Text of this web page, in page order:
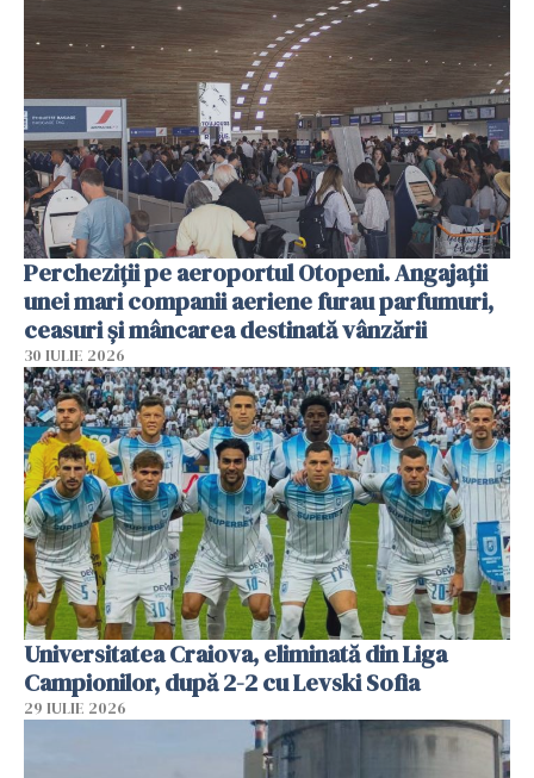
Percheziții pe aeroportul Otopeni. Angajații
unei mari companii aeriene furau parfumuri,
ceasuri și mâncarea destinată vânzării
30 IULIE 2026
Universitatea Craiova, eliminată din Liga
Campionilor, după 2-2 cu Levski Sofia
29 IULIE 2026